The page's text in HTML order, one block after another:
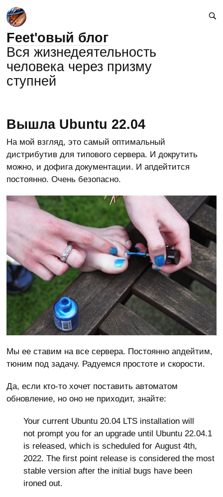
Feet'овый блог
Вся жизнедеятельность
человека через призму
ступней
Вышла Ubuntu 22.04
На мой взгляд, это самый оптимальный
дистрибутив для типового сервера. И докрутить
можно, и дофига документации. И апдейтится
постоянно. Очень безопасно.
Мы ее ставим на все сервера. Постоянно апдейтим,
тюним под задачу. Радуемся простоте и скорости.
Да, если кто-то хочет поставить автоматом
обновление, но оно не приходит, знайте:
Your current Ubuntu 20.04 LTS installation will
not prompt you for an upgrade until Ubuntu 22.04.1
is released, which is scheduled for August 4th,
2022. The first point release is considered the most
stable version after the initial bugs have been
ironed out.